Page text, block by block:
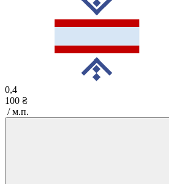
0,4
100 ₴
/ м.п.